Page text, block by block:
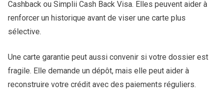
Cashback ou Simplii Cash Back Visa. Elles peuvent aider à
renforcer un historique avant de viser une carte plus
sélective.
Une carte garantie peut aussi convenir si votre dossier est
fragile. Elle demande un dépôt, mais elle peut aider à
reconstruire votre crédit avec des paiements réguliers.